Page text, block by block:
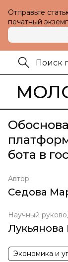
Отправьте
печатный
бота в
Автор
Седова
Научный
Экономика и